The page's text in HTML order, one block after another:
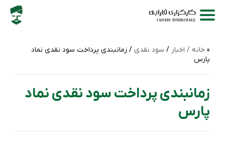
خانه / اخبار / سود نقدی / زمانبندی پرداخت سود نقدی نماد
پارس
زمانبندی پرداخت سود نقدی نماد
پارس